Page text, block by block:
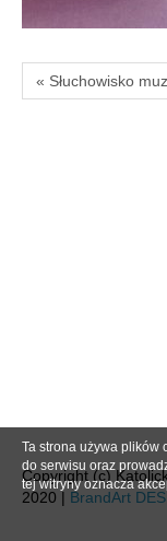
« Słuchowisko
Copyright (c)
2020 | BrandArt
Ta strona używa plików
do serwisu oraz
tej witryny oznacza